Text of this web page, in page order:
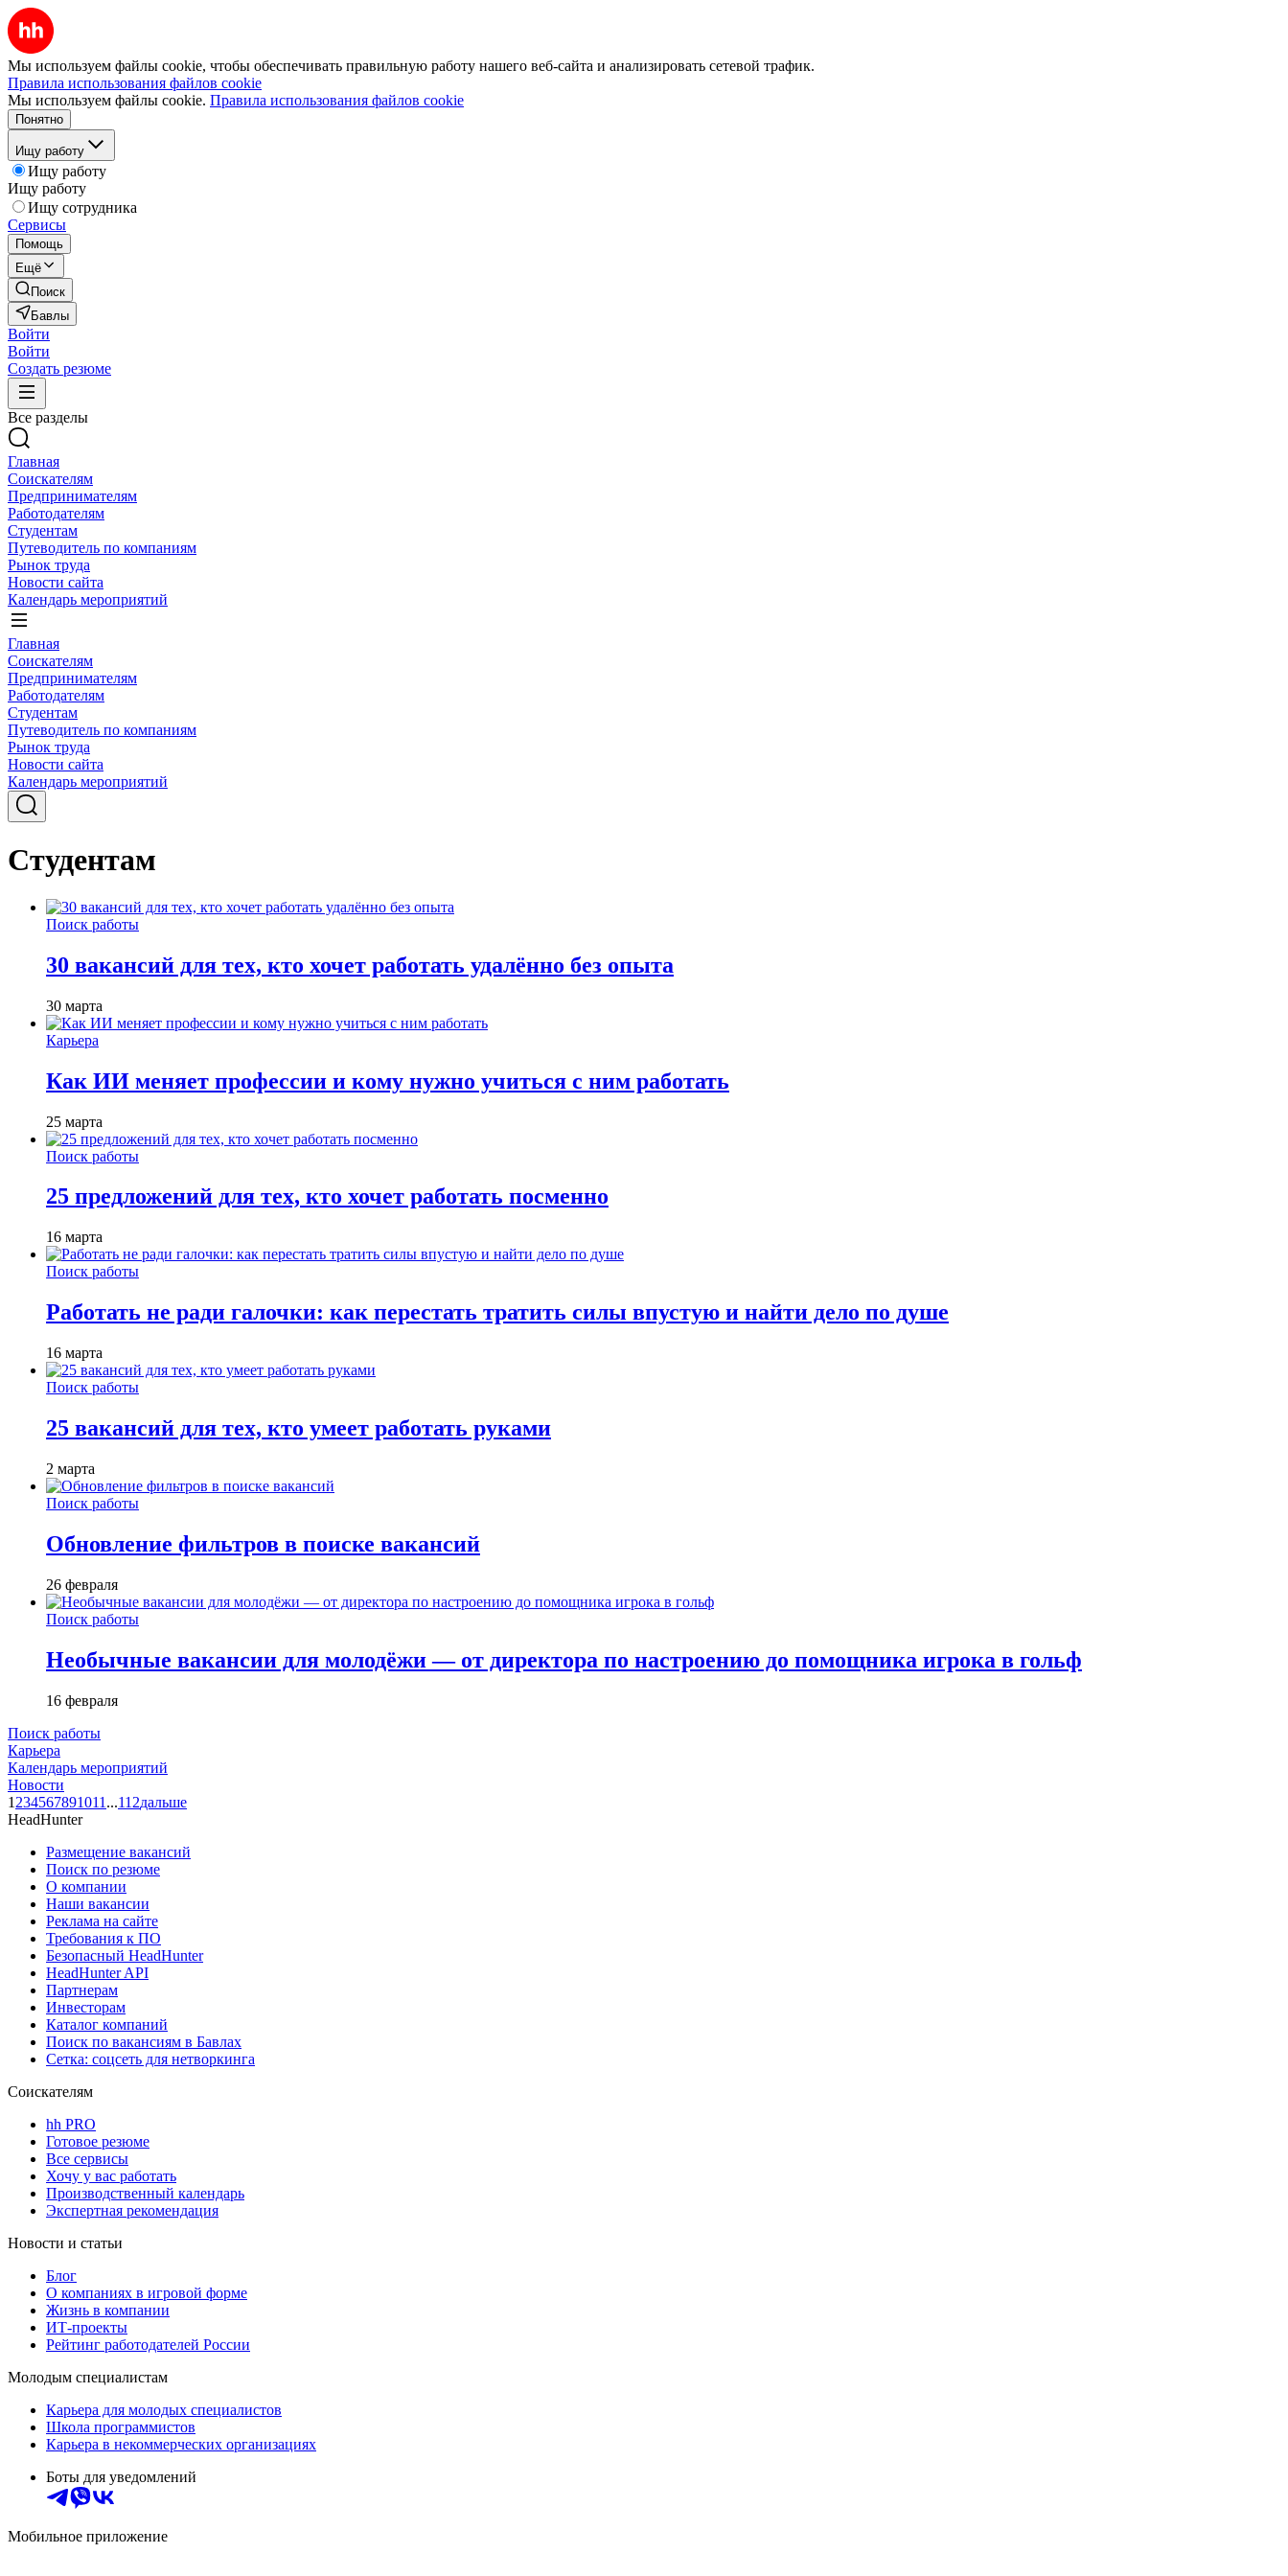
Мы используем файлы cookie, чтобы обеспечивать правильную работу нашего веб-сайта и анализировать сетевой трафик.
Правила использования файлов cookie
Мы используем файлы cookie. Правила использования файлов cookie
Понятно
Ищу работу
Ищу работу
Ищу работу
Ищу сотрудника
Сервисы
Помощь
Ещё
Поиск
Бавлы
Войти
Войти
Создать резюме
Все разделы
Главная
Соискателям
Предпринимателям
Работодателям
Студентам
Путеводитель по компаниям
Рынок труда
Новости сайта
Календарь мероприятий
Главная
Соискателям
Предпринимателям
Работодателям
Студентам
Путеводитель по компаниям
Рынок труда
Новости сайта
Календарь мероприятий
Студентам
Поиск работы
30 вакансий для тех, кто хочет работать удалённо без опыта
30 марта
Карьера
Как ИИ меняет профессии и кому нужно учиться с ним работать
25 марта
Поиск работы
25 предложений для тех, кто хочет работать посменно
16 марта
Поиск работы
Работать не ради галочки: как перестать тратить силы впустую и найти дело по душе
16 марта
Поиск работы
25 вакансий для тех, кто умеет работать руками
2 марта
Поиск работы
Обновление фильтров в поиске вакансий
26 февраля
Поиск работы
Необычные вакансии для молодёжи — от директора по настроению до помощника игрока в гольф
16 февраля
Поиск работы
Карьера
Календарь мероприятий
Новости
1 234567891011 ...112дальше
HeadHunter
Размещение вакансий
Поиск по резюме
О компании
Наши вакансии
Реклама на сайте
Требования к ПО
Безопасный HeadHunter
HeadHunter API
Партнерам
Инвесторам
Каталог компаний
Поиск по вакансиям в Бавлах
Сетка: соцсеть для нетворкинга
Соискателям
hh PRO
Готовое резюме
Все сервисы
Хочу у вас работать
Производственный календарь
Экспертная рекомендация
Новости и статьи
Блог
О компаниях в игровой форме
Жизнь в компании
ИТ-проекты
Рейтинг работодателей России
Молодым специалистам
Карьера для молодых специалистов
Школа программистов
Карьера в некоммерческих организациях
Боты для уведомлений
Мобильное приложение